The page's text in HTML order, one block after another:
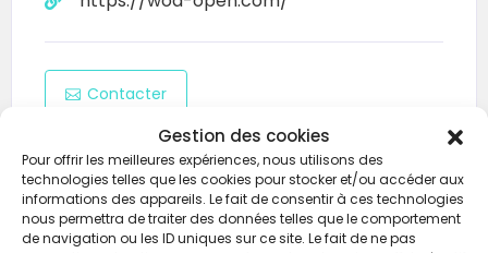
Gestion des cookies
Pour offrir les meilleures expériences, nous utilisons des
technologies telles que les cookies pour stocker et/ou accéder aux
informations des appareils. Le fait de consentir à ces technologies
nous permettra de traiter des données telles que le comportement
de navigation ou les ID uniques sur ce site. Le fait de ne pas
Contacter